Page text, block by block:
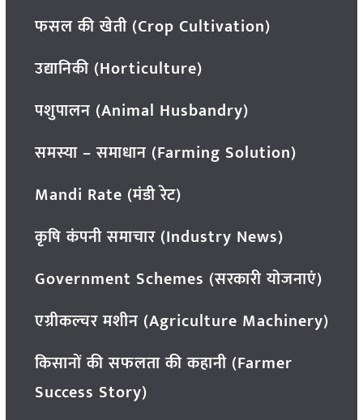
फसल की खेती (Crop Cultivation)
उद्यानिकी (Horticulture)
पशुपालन (Animal Husbandry)
समस्या – समाधान (Farming Solution)
Mandi Rate (मंडी रेट)
कृषि कंपनी समाचार (Industry News)
Government Schemes (सरकारी योजनाएं)
एग्रीकल्चर मशीन (Agriculture Machinery)
किसानों की सफलता की कहानी (Farmer
Success Story)